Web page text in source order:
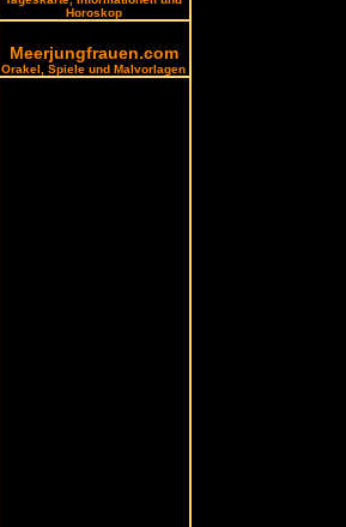
Horoskop
Meerjungfrauen.com
Orakel, Spiele und Malvorlagen